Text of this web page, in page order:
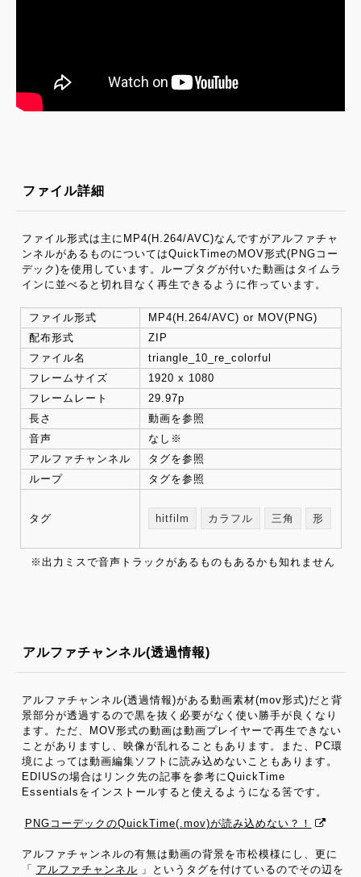
ファイル詳細
ファイル形式は主にMP4(H.264/AVC)なんですがアルファチャ
ンネルがあるものについてはQuickTimeのMOV形式(PNGコー
デック)を使用しています。ループタグが付いた動画はタイムラ
インに並べると切れ目なく再生できるように作っています。
ファイル形式
MP4(H.264/AVC) or MOV(PNG)
配布形式
ZIP
ファイル名
triangle_10_re_colorful
フレームサイズ
1920 x 1080
フレームレート
29.97p
長さ
動画を参照
音声
なし※
アルファチャンネル
タグを参照
ループ
タグを参照
タグ hitfilm カラフル 三角 形
※出力ミスで音声トラックがあるものもあるかも知れません
アルファチャンネル(透過情報)
アルファチャンネル(透過情報)がある動画素材(mov形式)だと背
景部分が透過するので黒を抜く必要がなく使い勝手が良くなり
ます。ただ、MOV形式の動画は動画プレイヤーで再生できない
ことがありますし、映像が乱れることもあります。また、PC環
境によっては動画編集ソフトに読み込めないこともあります。
EDIUSの場合はリンク先の記事を参考にQuickTime
Essentialsをインストールすると使えるようになる筈です。
PNGコーデックのQuickTime(.mov)が読み込めない？！
アルファチャンネルの有無は動画の背景を市松模様にし、更に
「
アルファチャンネル 」というタグを付けているのでその辺を